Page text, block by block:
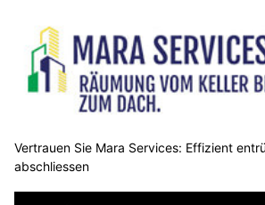
Vertrauen Sie Mara Services: Effizient
abschliessen